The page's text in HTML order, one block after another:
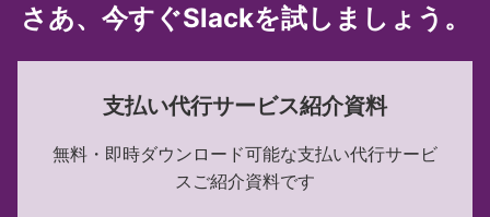
さあ、今すぐSlackを試しましょう。
支払い代行サービス紹介資料
無料・即時ダウンロード可能な支払い代行サービ
スご紹介資料です